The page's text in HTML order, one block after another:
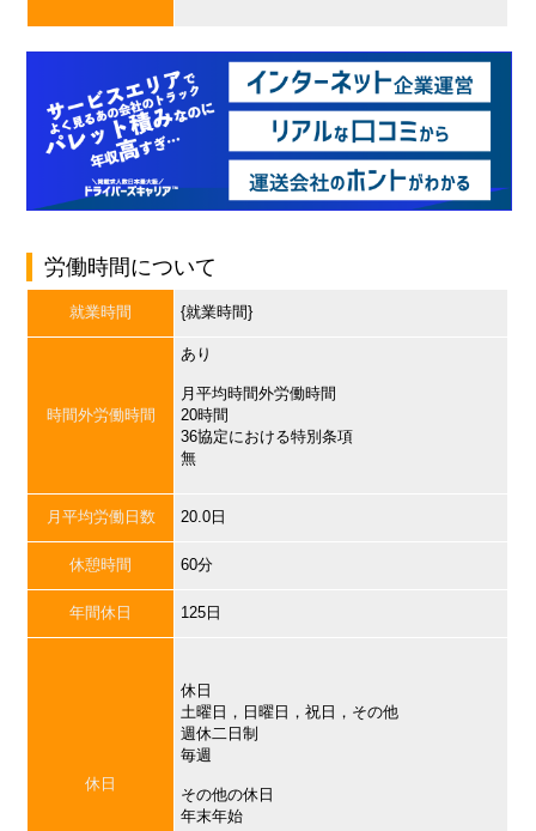
労働時間について
就業時間 {就業時間}
時間外労働時間
あり
月平均時間外労働時間
20時間
36協定における特別条項
無
月平均労働日数 20.0日
休憩時間 60分
年間休日 125日
休日
休日
土曜日，日曜日，祝日，その他
週休二日制
毎週
その他の休日
年末年始